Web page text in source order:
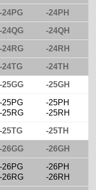
-24PG -24PH
-24QG -24QH
-24RG -24RH
-24TG -24TH
-25GG -25GH
-25PG
-25RG
-25PH
-25RH
-25TG -25TH
-26GG -26GH
-26PG
-26RG
-26PH
-26RH